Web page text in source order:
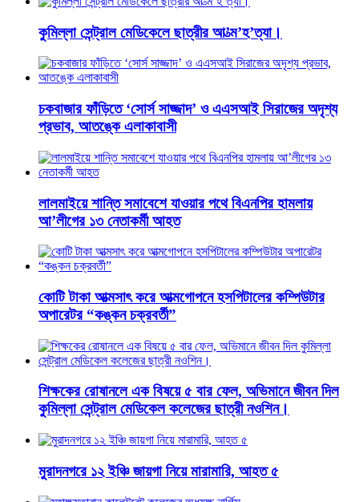
কুমিল্লা সেন্ট্রাল মেডিকেলে ছাত্রীর আ’ত্ম’হ’ত্যা।
চকবাজার ফাঁড়িতে ‘সোর্স সাজ্জাদ’ ও এএসআই সিরাজের অদৃশ্য
প্রভাব, আতঙ্কে এলাকাবাসী
লালমাইয়ে শান্তি সমাবেশে যাওয়ার পথে বিএনপির হামলায়
আ’লীগের ১৩ নেতাকর্মী আহত
কোটি টাকা আত্মসাৎ করে আত্মগোপনে হসপিটালের কম্পিউটার
অপারেটর “কঙ্কন চক্রবর্তী”
শিক্ষকের রোষানলে এক বিষয়ে ৫ বার ফেল, অভিমানে জীবন দিল
কুমিল্লা সেন্ট্রাল মেডিকেল কলেজের ছাত্রী নওশিন।
মুরাদনগরে ১২ ইঞ্চি জায়গা নিয়ে মারামারি, আহত ৫